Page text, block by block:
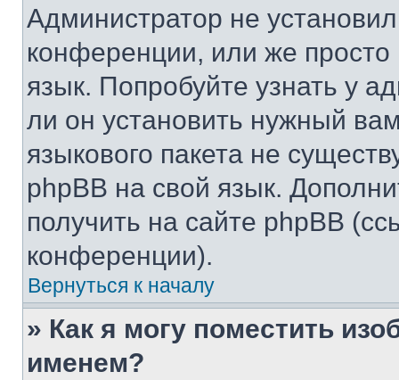
Администратор не
конференции, или же
язык. Попробуйте узнать у
ли он установить нужный
языкового пакета не
phpBB на свой язык.
получить на сайте phpBB
конференции).
Вернуться к началу
» Как я могу поместить
именем?